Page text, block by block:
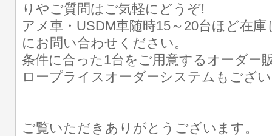
りやご質問はご気軽にどうぞ!
アメ車・USDM車随時15～20台ほど在
にお問い合わせください。
条件に合った1台をご用意するオーダー
ロープライスオーダーシステムもござ
ご覧いただきありがとうございます。